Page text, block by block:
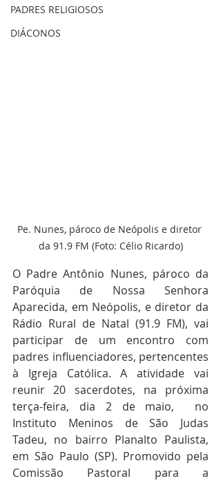
PADRES RELIGIOSOS
DIÁCONOS
Pe. Nunes, pároco de Neópolis e diretor
da 91.9 FM (Foto: Célio Ricardo)
O Padre Antônio Nunes, pároco da
Paróquia de Nossa Senhora
Aparecida, em Neópolis, e diretor da
Rádio Rural de Natal (91.9 FM), vai
participar de um encontro com
padres influenciadores, pertencentes
à Igreja Católica. A atividade vai
reunir 20 sacerdotes, na próxima
terça-feira, dia 2 de maio,  no
Instituto Meninos de São Judas
Tadeu, no bairro Planalto Paulista,
em São Paulo (SP). Promovido pela
Comissão Pastoral para a